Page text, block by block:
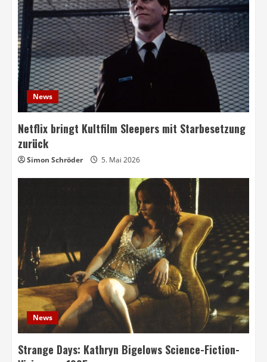
News
Netflix bringt Kultfilm Sleepers mit Starbesetzung
zurück
Simon Schröder 5. Mai 2026
News
Strange Days: Kathryn Bigelows Science-Fiction-